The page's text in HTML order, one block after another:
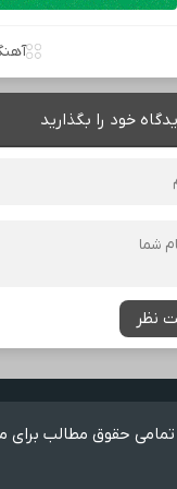
خود را بگذارید
نظر
تمامی حقوق مطالب برای